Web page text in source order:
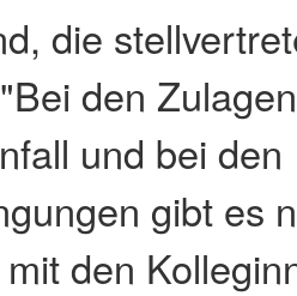
die
den
und bei den
gibt es
den